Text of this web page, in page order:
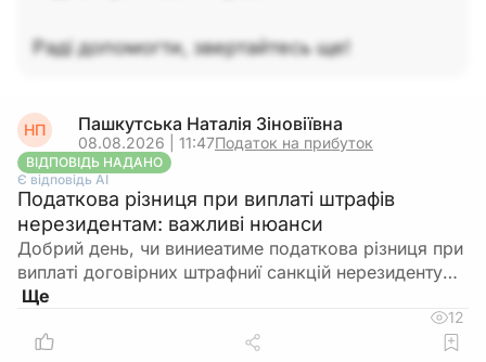
Раді допомогти, звертайтесь ще!
НП Пашкутська Наталія Зіновіївна
08.08.2026 | 11:47Податок на прибуток
ВІДПОВІДЬ НАДАНО
Є відповідь АІ
Податкова різниця при виплаті штрафів
нерезидентам: важливі нюанси
Добрий день, чи виниеатиме податкова різниця при
виплаті договірних штрафниї санкцій нерезиденту…
12